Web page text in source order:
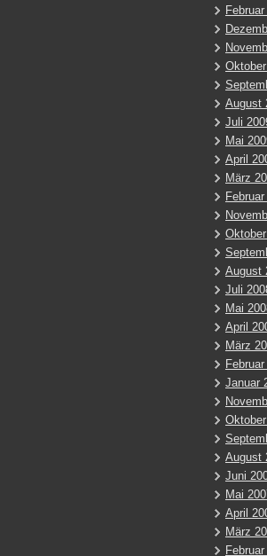
August
Juli
Mai
April
März
August
Juli
Mai
April
März
Januar
August
Juni
Mai
April
März